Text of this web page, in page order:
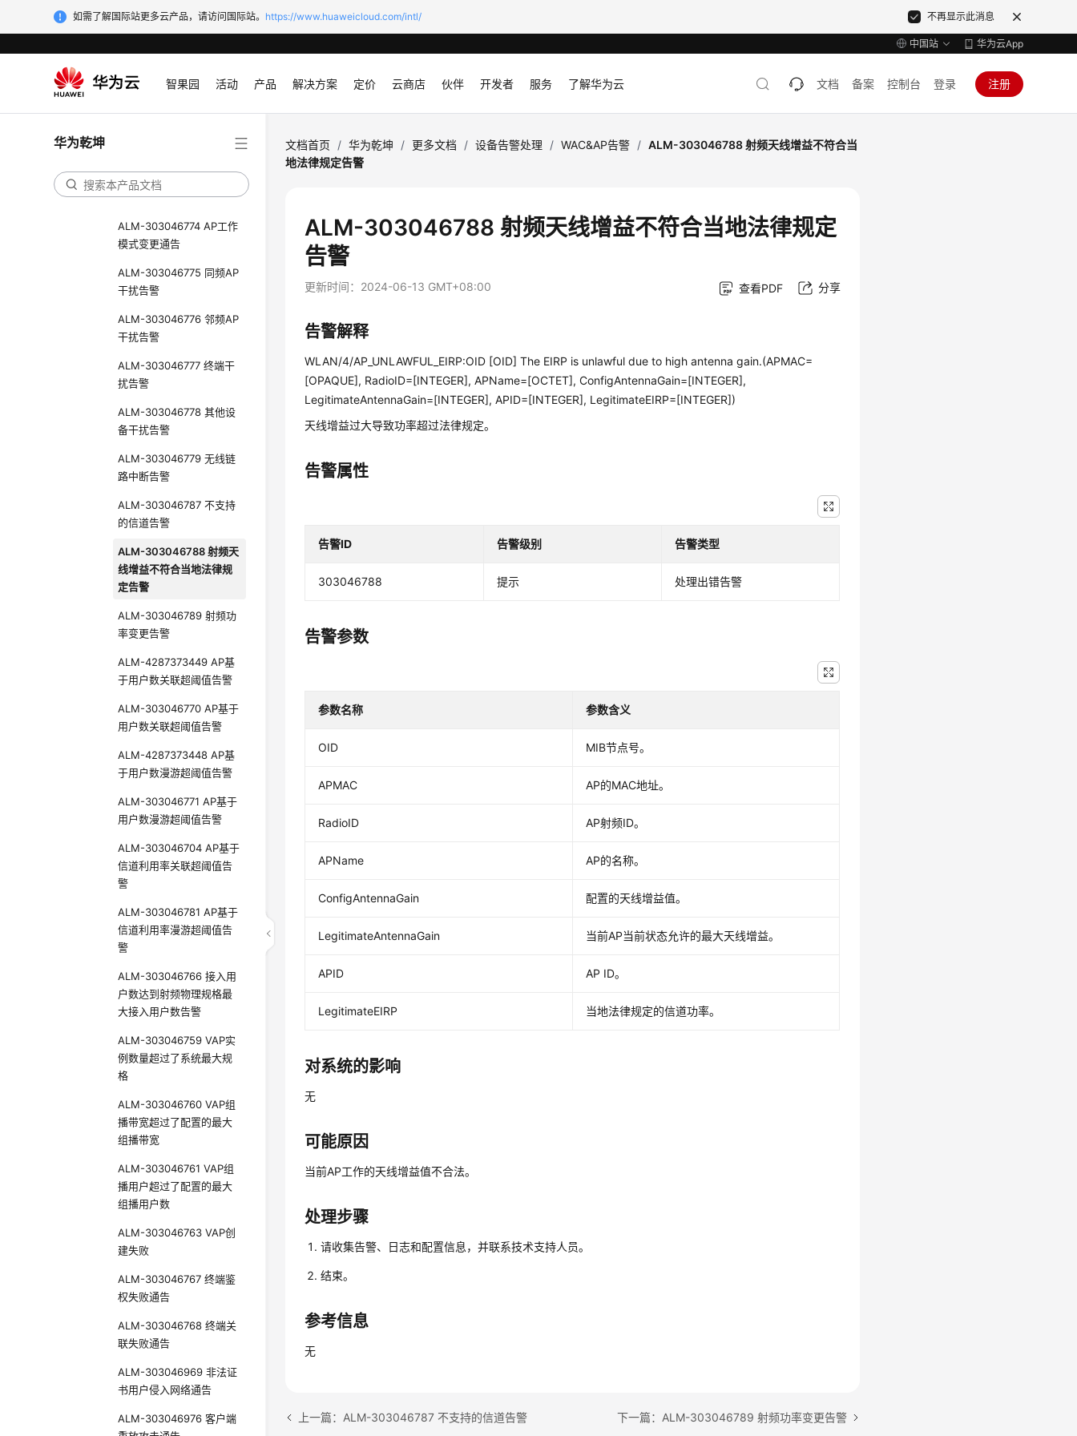
如需了解国际站更多云产品，请访问国际站。 https://www.huaweicloud.com/intl/ 不再显示此消息
中国站 华为云App
智果园 活动 产品 解决方案 定价 云商店 伙伴 开发者 服务 了解华为云 文档 备案 控制台 登录 注册
华为乾坤
备告警
备告警
ALM-303046786 非wifi
ALM-303046772 射频信
号环境恶化
ALM-303046774 AP工作
模式变更通告
ALM-303046775 同频AP
干扰告警
ALM-303046776 邻频AP
干扰告警
ALM-303046777 终端干
扰告警
ALM-303046778 其他设
备干扰告警
ALM-303046779 无线链
路中断告警
ALM-303046787 不支持
的信道告警
ALM-303046788 射频天
线增益不符合当地法律规
定告警
ALM-303046789 射频功
率变更告警
ALM-4287373449 AP基
于用户数关联超阈值告警
ALM-303046770 AP基于
用户数关联超阈值告警
ALM-4287373448 AP基
于用户数漫游超阈值告警
ALM-303046771 AP基于
用户数漫游超阈值告警
ALM-303046704 AP基于
信道利用率关联超阈值告
警
ALM-303046781 AP基于
信道利用率漫游超阈值告
警
ALM-303046766 接入用
户数达到射频物理规格最
大接入用户数告警
ALM-303046759 VAP实
例数量超过了系统最大规
格
ALM-303046760 VAP组
播带宽超过了配置的最大
组播带宽
ALM-303046761 VAP组
播用户超过了配置的最大
组播用户数
ALM-303046763 VAP创
建失败
ALM-303046767 终端鉴
权失败通告
ALM-303046768 终端关
联失败通告
ALM-303046969 非法证
书用户侵入网络通告
ALM-303046976 客户端
文档首页 / 华为乾坤 / 更多文档 / 设备告警处理 / WAC&AP告警 / ALM-303046788 射频天线增益不符合当
地法律规定告警
ALM-303046788 射频天线增益不符合当地法律规定
告警
更新时间： 2024-06-13 GMT+08:00 查看PDF 分享
告警解释
WLAN/4/AP_UNLAWFUL_EIRP:OID [OID] The EIRP is unlawful due to high antenna gain.(APMAC=
[OPAQUE], RadioID=[INTEGER], APName=[OCTET], ConfigAntennaGain=[INTEGER],
LegitimateAntennaGain=[INTEGER], APID=[INTEGER], LegitimateEIRP=[INTEGER])
天线增益过大导致功率超过法律规定。
告警属性
告警ID 告警级别 告警类型
303046788 提示 处理出错告警
告警参数
参数名称 参数含义
OID MIB节点号。
APMAC AP的MAC地址。
RadioID AP射频ID。
APName AP的名称。
ConfigAntennaGain 配置的天线增益值。
LegitimateAntennaGain 当前AP当前状态允许的最大天线增益。
APID AP ID。
LegitimateEIRP 当地法律规定的信道功率。
对系统的影响
无
可能原因
当前AP工作的天线增益值不合法。
处理步骤
请收集告警、日志和配置信息，并联系技术支持人员。
结束。
参考信息
无
上一篇：ALM-303046787 不支持的信道告警 下一篇：ALM-303046789 射频功率变更告警